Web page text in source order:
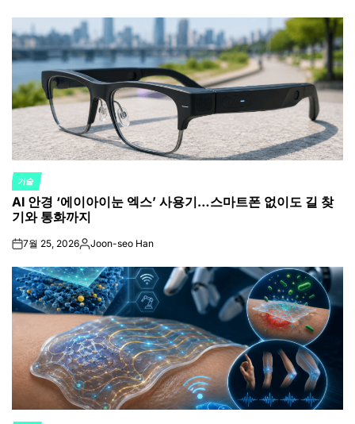
POSTED
IN
기술
AI 안경 ‘에이아이눈 엑스’ 사용기…스마트폰 없이도 길 찾
기와 통화까지
on7월 25, 2026Posted
Joon-seo Han